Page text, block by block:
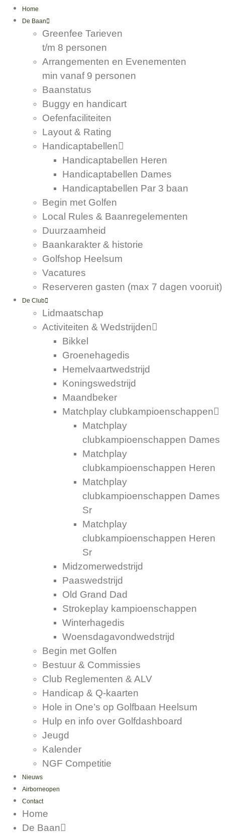
Home
De Baan
Greenfee Tarieven
t/m 8 personen
Arrangementen en Evenementen
min vanaf 9 personen
Baanstatus
Buggy en handicart
Oefenfaciliteiten
Layout & Rating
Handicaptabellen
Handicaptabellen Heren
Handicaptabellen Dames
Handicaptabellen Par 3 baan
Begin met Golfen
Local Rules & Baanregelementen
Duurzaamheid
Baankarakter & historie
Golfshop Heelsum
Vacatures
Reserveren gasten (max 7 dagen vooruit)
De Club
Lidmaatschap
Activiteiten & Wedstrijden
Bikkel
Groenehagedis
Hemelvaartwedstrijd
Koningswedstrijd
Maandbeker
Matchplay clubkampioenschappen
Matchplay
clubkampioenschappen Dames
Matchplay
clubkampioenschappen Heren
Matchplay
clubkampioenschappen Dames
Sr
Matchplay
clubkampioenschappen Heren
Sr
Midzomerwedstrijd
Paaswedstrijd
Old Grand Dad
Strokeplay kampioenschappen
Winterhagedis
Woensdagavondwedstrijd
Begin met Golfen
Bestuur & Commissies
Club Reglementen & ALV
Handicap & Q-kaarten
Hole in One’s op Golfbaan Heelsum
Hulp en info over Golfdashboard
Jeugd
Kalender
NGF Competitie
Nieuws
Airborneopen
Contact
Home
De Baan